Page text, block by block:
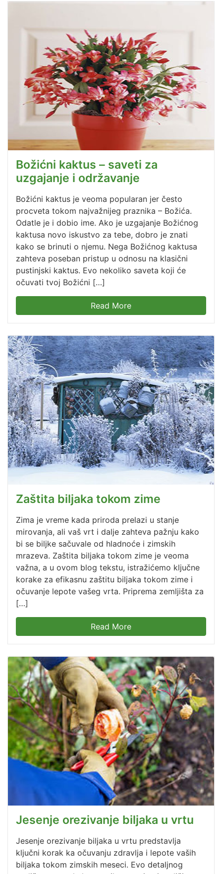
Božićni kaktus – saveti za
uzgajanje i održavanje
Božićni kaktus je veoma popularan jer često
procveta tokom najvažnijeg praznika – Božića.
Odatle je i dobio ime. Ako je uzgajanje Božićnog
kaktusa novo iskustvo za tebe, dobro je znati
kako se brinuti o njemu. Nega Božićnog kaktusa
zahteva poseban pristup u odnosu na klasični
pustinjski kaktus. Evo nekoliko saveta koji će
očuvati tvoj Božićni […]
Read More
Zaštita biljaka tokom zime
Zima je vreme kada priroda prelazi u stanje
mirovanja, ali vaš vrt i dalje zahteva pažnju kako
bi se biljke sačuvale od hladnoće i zimskih
mrazeva. Zaštita biljaka tokom zime je veoma
važna, a u ovom blog tekstu, istražićemo ključne
korake za efikasnu zaštitu biljaka tokom zime i
očuvanje lepote vašeg vrta. Priprema zemljišta za
[…]
Read More
Jesenje orezivanje biljaka u vrtu
Jesenje orezivanje biljaka u vrtu predstavlja
ključni korak ka očuvanju zdravlja i lepote vaših
biljaka tokom zimskih meseci. Evo detaljnog